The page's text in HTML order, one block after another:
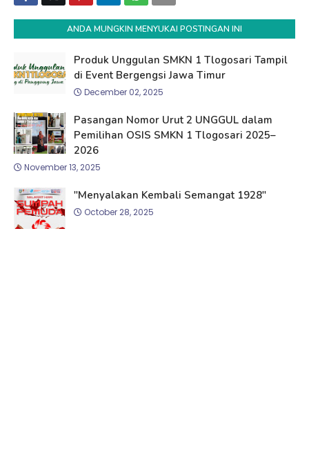
ANDA MUNGKIN MENYUKAI POSTINGAN INI
Produk Unggulan SMKN 1 Tlogosari Tampil
di Event Bergengsi Jawa Timur
December 02, 2025
Pasangan Nomor Urut 2 UNGGUL dalam
Pemilihan OSIS SMKN 1 Tlogosari 2025–
2026
November 13, 2025
"Menyalakan Kembali Semangat 1928"
October 28, 2025